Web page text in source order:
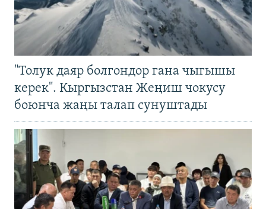
"Толук даяр болгондор гана чыгышы
керек". Кыргызстан Жеңиш чокусу
боюнча жаңы талап сунуштады